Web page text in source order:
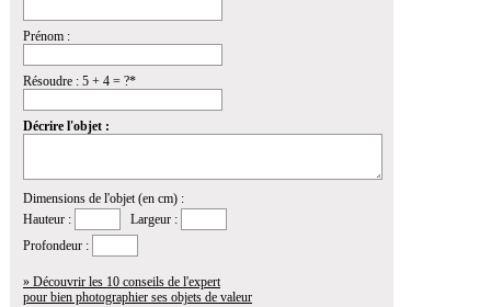
Prénom :
Résoudre : 5 + 4 = ?*
Décrire l'objet :
Dimensions de l'objet (en cm) :
Hauteur :
Largeur :
Profondeur :
» Découvrir les 10 conseils de l'expert
pour bien photographier ses objets de valeur